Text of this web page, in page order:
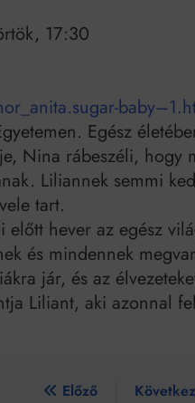
17:30
Egész
Nina rábeszéli, hogy
Liliannek semmi
tart.
előtt hever az egész
és mindennek
jár, és az
Liliant, aki azonnal
Előző